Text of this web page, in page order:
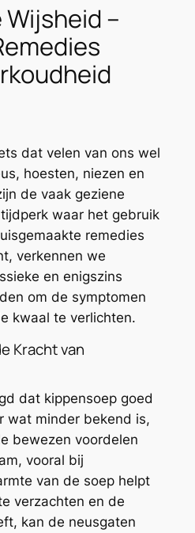
–
dat velen van ons wel
hoesten, niezen en
de vaak geziene
waar het gebruik
remedies
verkennen we
en enigszins
om de symptomen
kwaal te verlichten.
Kracht van
dat kippensoep goed
wat minder bekend is,
bewezen voordelen
vooral bij
van de soep helpt
verzachten en de
kan de neusgaten